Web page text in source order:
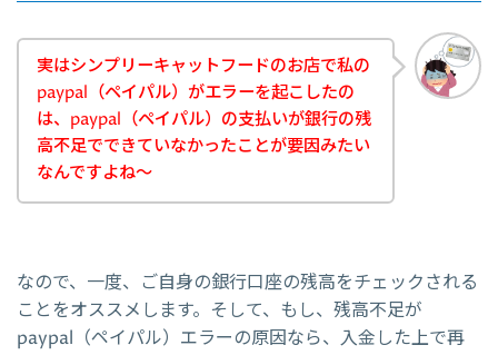
実はシンプリーキャットフードのお店で私の
paypal（ペイパル）がエラーを起こしたの
は、paypal（ペイパル）の支払いが銀行の残
高不足でできていなかったことが要因みたい
なんですよね～
なので、一度、ご自身の銀行口座の残高をチェックされる
ことをオススメします。そして、もし、残高不足が
paypal（ペイパル）エラーの原因なら、入金した上で再